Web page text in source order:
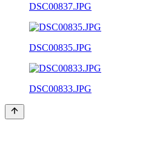
DSC00837.JPG
DSC00835.JPG
DSC00833.JPG